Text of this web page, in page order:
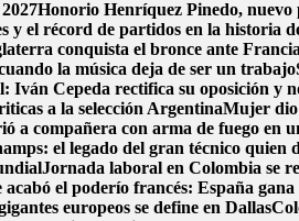
Honorio Henríquez Pinedo, nuevo
y el récord de partidos en la historia
conquista el bronce ante
la música deja de ser un trabajo
Iván Cepeda rectifica su oposición y
a la selección ArgentinaMujer dio
a compañera con arma de fuego en
el legado del gran técnico quien
Jornada laboral en Colombia se
acabó el poderío francés: España
europeos se define en Dallas